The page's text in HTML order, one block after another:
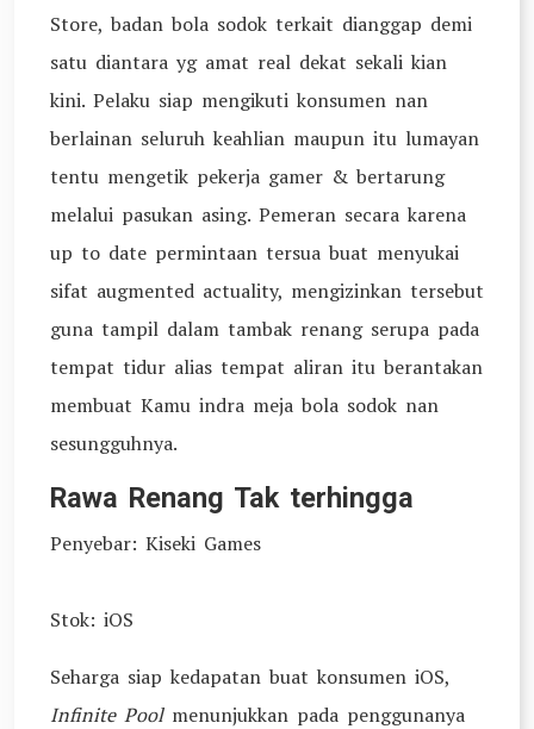
Store, badan bola sodok terkait dianggap demi
satu diantara yg amat real dekat sekali kian
kini. Pelaku siap mengikuti konsumen nan
berlainan seluruh keahlian maupun itu lumayan
tentu mengetik pekerja gamer & bertarung
melalui pasukan asing. Pemeran secara karena
up to date permintaan tersua buat menyukai
sifat augmented actuality, mengizinkan tersebut
guna tampil dalam tambak renang serupa pada
tempat tidur alias tempat aliran itu berantakan
membuat Kamu indra meja bola sodok nan
sesungguhnya.
Rawa Renang Tak terhingga
Penyebar: Kiseki Games
Stok: iOS
Seharga siap kedapatan buat konsumen iOS,
Infinite Pool menunjukkan pada penggunanya